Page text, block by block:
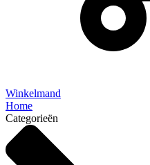
Winkelmand
Home
Categorieën